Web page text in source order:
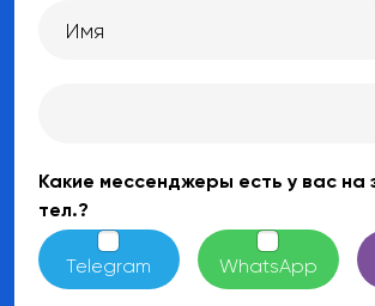
Какие мессенджеры есть у вас на
тел.?
Telegram WhatsApp